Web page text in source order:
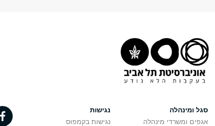
סגל ומינהלה
אגפים ומשרדי מינהלה
נגישות
נגישות בקמפוס